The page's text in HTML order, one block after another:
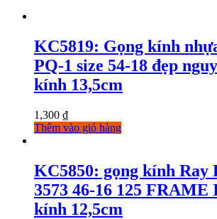
KC5819: Gọng kính
PQ-1 size 54-18 đẹp
kính 13,5cm
1,300 ₫
Thêm vào giỏ hàng
KC5850: gọng kính Ray
3573 46-16 125 FRAME
kính 12,5cm